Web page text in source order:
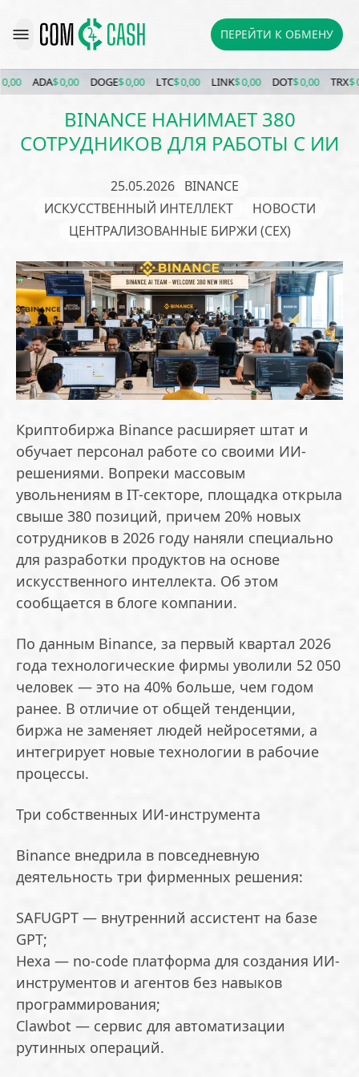
ПЕРЕЙТИ К ОБМЕНУ
ADA $ 0,00 DOGE$ 0,00 LTC $ 0,00 LINK$ 0,00 DOT $ 0,00 TRX $ 0,00
BINANCE НАНИМАЕТ 380
СОТРУДНИКОВ ДЛЯ РАБОТЫ С ИИ
25.05.2026 BINANCE
ИСКУССТВЕННЫЙ ИНТЕЛЛЕКТ
НОВОСТИ
ЦЕНТРАЛИЗОВАННЫЕ БИРЖИ (CEX)
Криптобиржа Binance расширяет штат и
обучает персонал работе со своими ИИ-
решениями. Вопреки массовым
увольнениям в IT-секторе, площадка открыла
свыше 380 позиций, причем 20% новых
сотрудников в 2026 году наняли специально
для разработки продуктов на основе
искусственного интеллекта. Об этом
сообщается в блоге компании.
По данным Binance, за первый квартал 2026
года технологические фирмы уволили 52 050
человек — это на 40% больше, чем годом
ранее. В отличие от общей тенденции,
биржа не заменяет людей нейросетями, а
интегрирует новые технологии в рабочие
процессы.
Три собственных ИИ-инструмента
Binance внедрила в повседневную
деятельность три фирменных решения:
SAFUGPT — внутренний ассистент на базе
GPT;
Hexa — no-code платформа для создания ИИ-
инструментов и агентов без навыков
программирования;
Clawbot — сервис для автоматизации
рутинных операций.